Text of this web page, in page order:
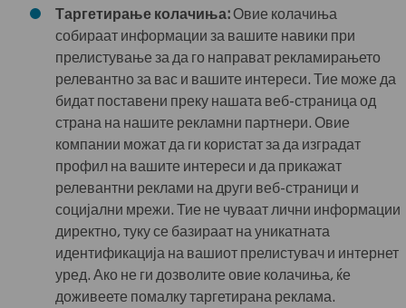
Таргетирање колачиња:Овие колачиња
собираат информации за вашите навики при
прелистување за да го направат рекламирањето
релевантно за вас и вашите интереси. Тие може да
бидат поставени преку нашата веб-страница од
страна на нашите рекламни партнери. Овие
компании можат да ги користат за да изградат
профил на вашите интереси и да прикажат
релевантни реклами на други веб-страници и
социјални мрежи. Тие не чуваат лични информации
директно, туку се базираат на уникатната
идентификација на вашиот прелистувач и интернет
уред. Ако не ги дозволите овие колачиња, ќе
доживеете помалку таргетирана реклама.